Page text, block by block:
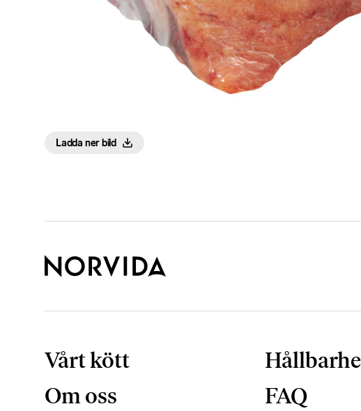
Ladda ner bild
Vårt kött
Om oss
FAQ